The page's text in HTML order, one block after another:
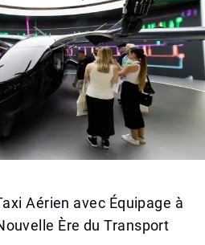
Aérien avec Équipage à
Ère du Transport